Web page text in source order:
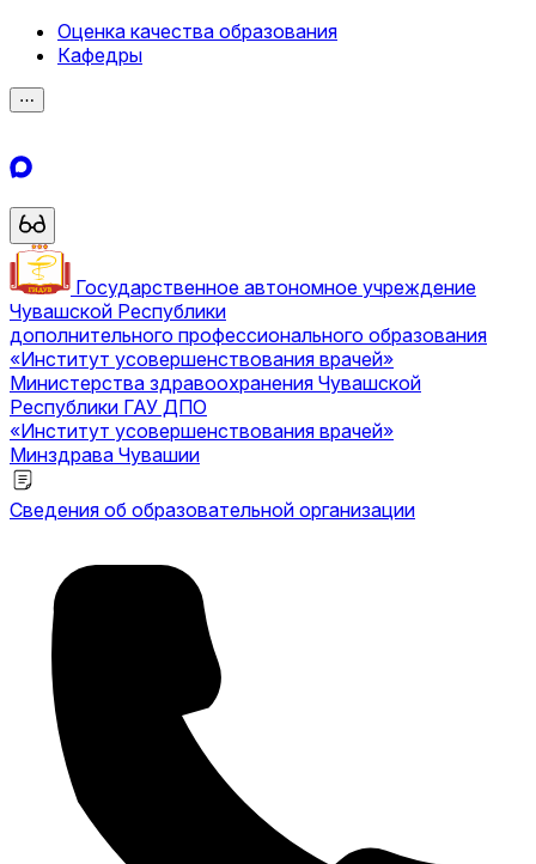
Оценка качества образования
Кафедры
⋯
Государственное автономное учреждение
Чувашской Республики
дополнительного профессионального образования
«Институт усовершенствования врачей»
Министерства здравоохранения Чувашской
Республики ГАУ ДПО
«Институт усовершенствования врачей»
Минздрава Чувашии
Сведения об образовательной организации